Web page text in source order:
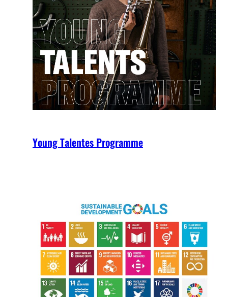
Young Talentes Programme